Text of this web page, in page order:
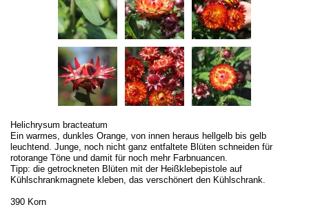
Helichrysum bracteatum
Ein warmes, dunkles Orange, von innen heraus hellgelb bis gelb
leuchtend. Junge, noch nicht ganz entfaltete Blüten schneiden für
rotorange Töne und damit für noch mehr Farbnuancen.
Tipp: die getrockneten Blüten mit der Heißklebepistole auf
Kühlschrankmagnete kleben, das verschönert den Kühlschrank.
390 Korn